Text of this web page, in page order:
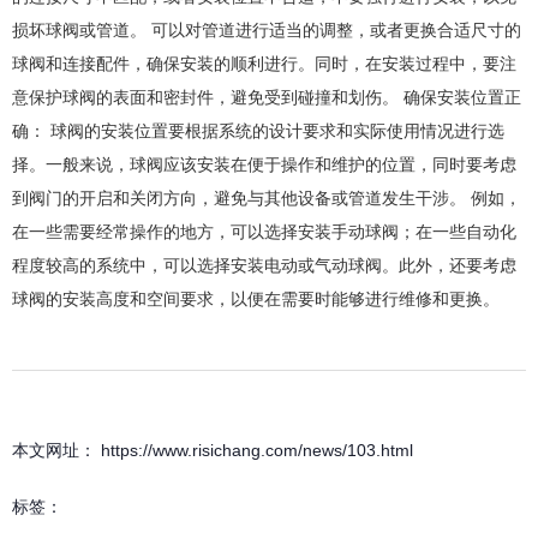
损坏球阀或管道。 可以对管道进行适当的调整，或者更换合适尺寸的
球阀和连接配件，确保安装的顺利进行。同时，在安装过程中，要注
意保护球阀的表面和密封件，避免受到碰撞和划伤。 确保安装位置正
确： 球阀的安装位置要根据系统的设计要求和实际使用情况进行选
择。一般来说，球阀应该安装在便于操作和维护的位置，同时要考虑
到阀门的开启和关闭方向，避免与其他设备或管道发生干涉。 例如，
在一些需要经常操作的地方，可以选择安装手动球阀；在一些自动化
程度较高的系统中，可以选择安装电动或气动球阀。此外，还要考虑
球阀的安装高度和空间要求，以便在需要时能够进行维修和更换。
本文网址： https://www.risichang.com/news/103.html
标签：